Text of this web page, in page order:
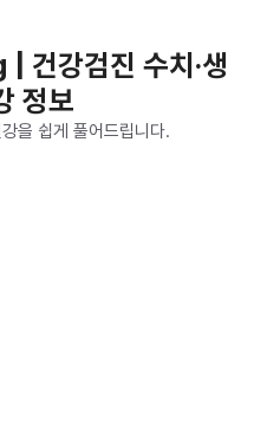
강검진 수치·생
정보
을 쉽게 풀어드립니다.